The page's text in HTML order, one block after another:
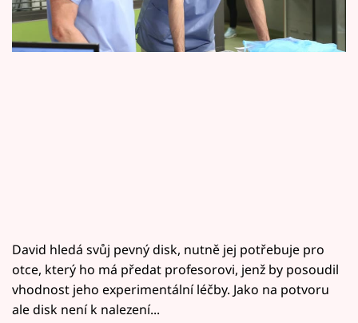
Sledujte prima+
Sledujte nás
David hledá svůj pevný disk, nutně jej potřebuje pro
otce, který ho má předat profesorovi, jenž by posoudil
vhodnost jeho experimentální léčby. Jako na potvoru
ale disk není k nalezení...